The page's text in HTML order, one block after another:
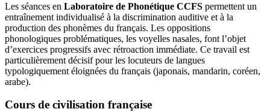
Les séances en Laboratoire de Phonétique CCFS permettent un
entraînement individualisé à la discrimination auditive et à la
production des phonèmes du français. Les oppositions
phonologiques problématiques, les voyelles nasales, font l’objet
d’exercices progressifs avec rétroaction immédiate. Ce travail est
particulièrement décisif pour les locuteurs de langues
typologiquement éloignées du français (japonais, mandarin, coréen,
arabe).
Cours de civilisation française